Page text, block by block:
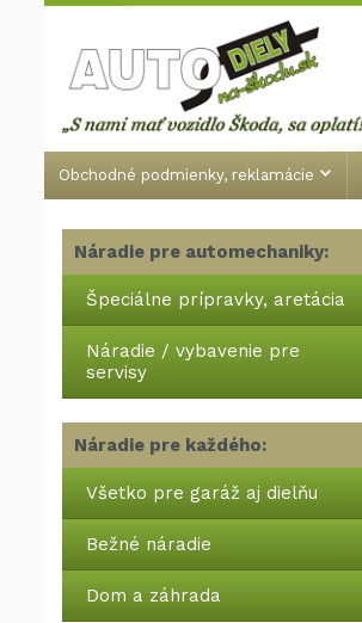
Obchodné podmienky, reklamácie
Náradie pre automechaniky:
Špeciálne prípravky, aretácia
Náradie / vybavenie pre
servisy
Náradie pre každého:
Všetko pre garáž aj dielňu
Bežné náradie
Dom a záhrada